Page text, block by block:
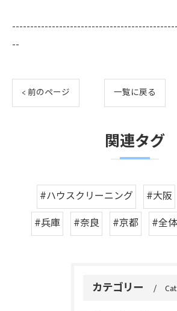
--
< 前のページ 一覧に戻る
関連タグ
#ハウスクリーニング #大阪
#兵庫
#奈良 #京都 #全
カテゴリー